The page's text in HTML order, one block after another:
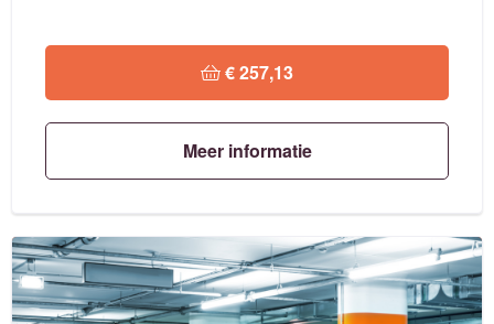
€ 257,13
Meer informatie